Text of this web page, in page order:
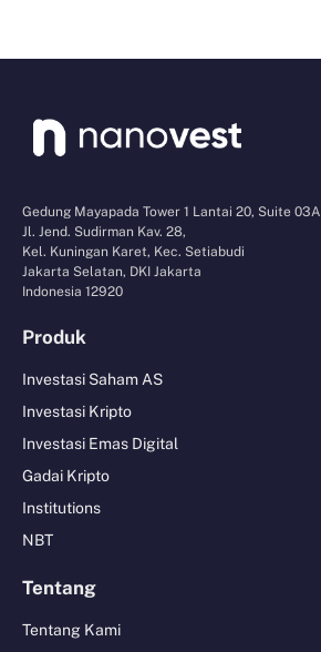
Gedung Mayapada Tower 1 Lantai 20, Suite 03A
Jl. Jend. Sudirman Kav. 28,
Kel. Kuningan Karet, Kec. Setiabudi
Jakarta Selatan, DKI Jakarta
Indonesia 12920
Produk
Investasi Saham AS
Investasi Kripto
Investasi Emas Digital
Gadai Kripto
Institutions
NBT
Tentang
Tentang Kami